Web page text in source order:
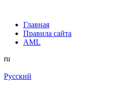
Главная
Правила сайта
AML
ru
Русский